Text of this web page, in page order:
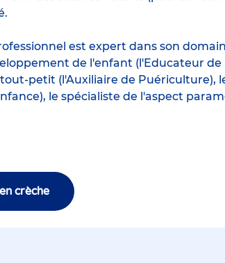
est expert dans son
de l'enfant (l'Educateur de
tout-petit (l'Auxiliaire de Puériculture),
), le spécialiste de l'aspect
crèche